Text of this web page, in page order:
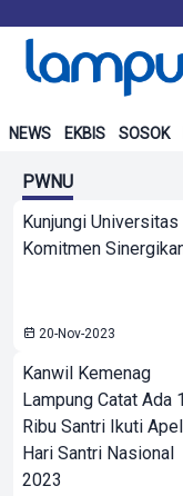
NEWS EKBIS SOSOK
PWNU
Kunjungi
Komitmen
20-Nov-2023
Kanwil Kemenag
Lampung Catat Ada
Ribu Santri Ikuti Apel
Hari Santri Nasional
2023